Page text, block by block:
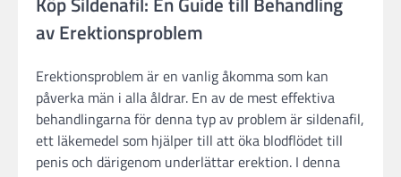
av Erektionsproblem
Erektionsproblem är en vanlig åkomma som kan
påverka män i alla åldrar. En av de mest effektiva
behandlingarna för denna typ av problem är sildenafil,
ett läkemedel som hjälper till att öka blodflödet till
penis och därigenom underlättar erektion. I denna